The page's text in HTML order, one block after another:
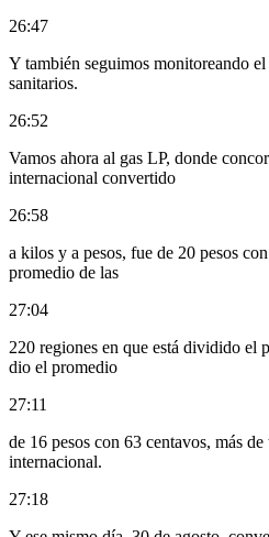
26:47
Y también seguimos monitoreando
sanitarios.
26:52
Vamos ahora al gas LP, donde
internacional convertido
26:58
a kilos y a pesos, fue de 20 pesos
promedio de las
27:04
220 regiones en que está dividido el
dio el promedio
27:11
de 16 pesos con 63 centavos, más
internacional.
27:18